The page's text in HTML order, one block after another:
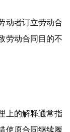
动者订立劳动合
劳动合同目的不
上的解释通常指
使原合同继续履